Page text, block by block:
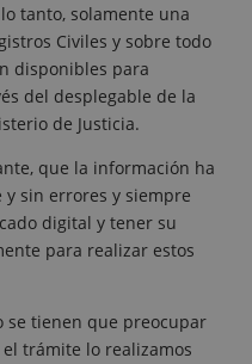
tanto, solamente una
Civiles y sobre todo
disponibles para
del desplegable de la
de Justicia.
que la información ha
sin errores y siempre
digital y tener su
para realizar estos
se tienen que preocupar
trámite lo realizamos